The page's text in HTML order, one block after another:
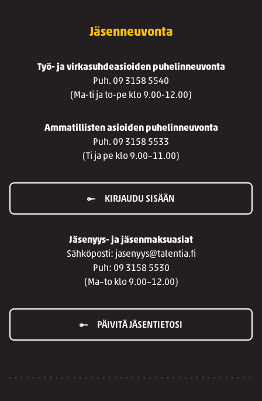
Jäsenneuvonta
Työ- ja virkasuhdeasioiden puhelinneuvonta
Puh. 09 3158 5540
(Ma-ti ja to-pe klo 9.00-12.00)
Ammatillisten asioiden puhelinneuvonta
Puh. 09 3158 5533
(Ti ja pe klo 9.00–11.00)
KIRJAUDU SISÄÄN
Jäsenyys- ja jäsenmaksuasiat
Sähköposti: jasenyys@talentia.fi
Puh: 09 3158 5530
(Ma–to klo 9.00–12.00)
PÄIVITÄ JÄSENTIETOSI